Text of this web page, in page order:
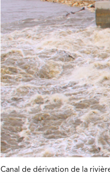
Canal de dérivation de la